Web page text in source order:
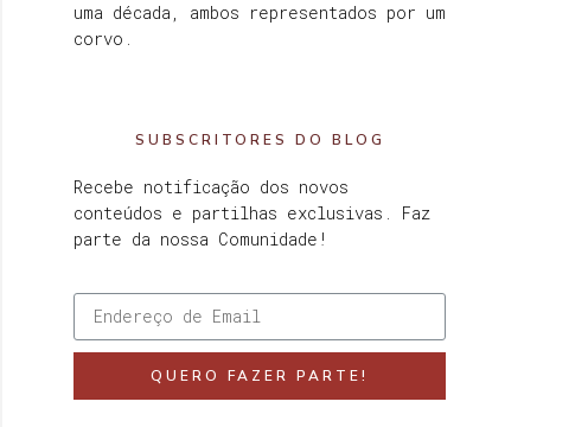
uma década, ambos representados por um
corvo.
SUBSCRITORES DO BLOG
Recebe notificação dos novos
conteúdos e partilhas exclusivas. Faz
parte da nossa Comunidade!
QUERO FAZER PARTE!